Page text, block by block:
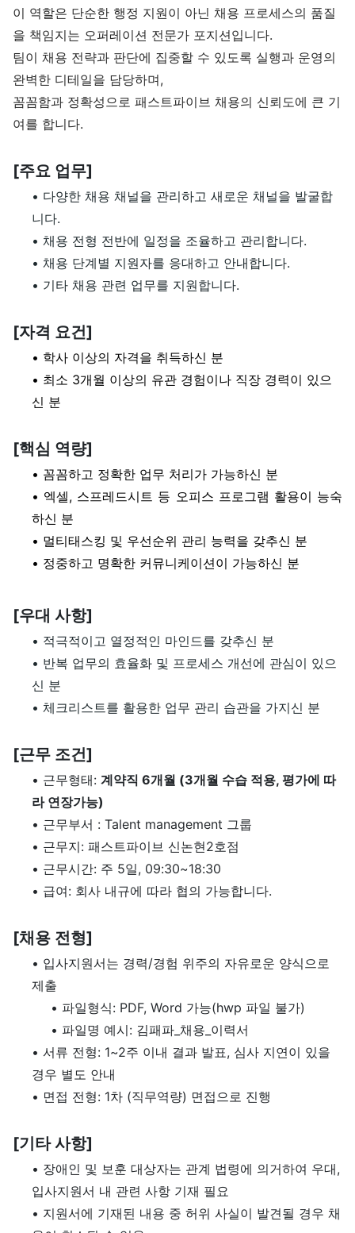
이 역할은 단순한 행정 지원이 아닌 채용 프로세스의 품질
을 책임지는 오퍼레이션 전문가 포지션입니다.
팀이 채용 전략과 판단에 집중할 수 있도록 실행과 운영의
완벽한 디테일을 담당하며,
꼼꼼함과 정확성으로 패스트파이브 채용의 신뢰도에 큰 기
여를 합니다.
[주요 업무]
• 다양한 채용 채널을 관리하고 새로운 채널을 발굴합
니다.
• 채용 전형 전반에 일정을 조율하고 관리합니다.
• 채용 단계별 지원자를 응대하고 안내합니다.
• 기타 채용 관련 업무를 지원합니다.
[자격 요건]
• 학사 이상의 자격을 취득하신 분
• 최소 3개월 이상의 유관 경험이나 직장 경력이 있으
신 분
[핵심 역량]
• 꼼꼼하고 정확한 업무 처리가 가능하신 분
• 엑셀, 스프레드시트 등 오피스 프로그램 활용이 능숙
하신 분
• 멀티태스킹 및 우선순위 관리 능력을 갖추신 분
• 정중하고 명확한 커뮤니케이션이 가능하신 분
[우대 사항]
• 적극적이고 열정적인 마인드를 갖추신 분
• 반복 업무의 효율화 및 프로세스 개선에 관심이 있으
신 분
• 체크리스트를 활용한 업무 관리 습관을 가지신 분
[근무 조건]
• 근무형태: 계약직 6개월 (3개월 수습 적용, 평가에 따
라 연장가능)
• 근무부서 : Talent management 그룹
• 근무지: 패스트파이브 신논현2호점
• 근무시간: 주 5일, 09:30~18:30
• 급여: 회사 내규에 따라 협의 가능합니다.
[채용 전형]
• 입사지원서는 경력/경험 위주의 자유로운 양식으로
제출
• 파일형식: PDF, Word 가능(hwp 파일 불가)
• 파일명 예시: 김패파_채용_이력서
• 서류 전형: 1~2주 이내 결과 발표, 심사 지연이 있을
경우 별도 안내
• 면접 전형: 1차 (직무역량) 면접으로 진행
[기타 사항]
• 장애인 및 보훈 대상자는 관계 법령에 의거하여 우대,
입사지원서 내 관련 사항 기재 필요
• 지원서에 기재된 내용 중 허위 사실이 발견될 경우 채